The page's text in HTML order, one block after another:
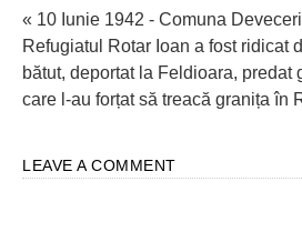
« 10 Iunie 1942 - Comuna
Refugiatul Rotar Ioan a fost ridicat
bătut, deportat la Feldioara, predat
care l-au forțat să treacă granița în
LEAVE A COMMENT